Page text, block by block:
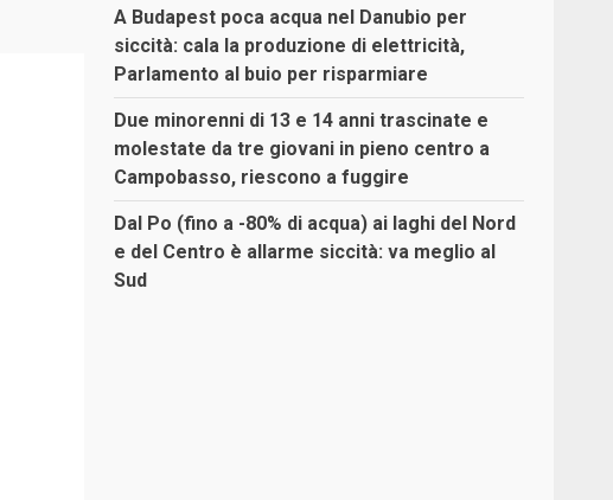
A Budapest poca acqua nel Danubio per
siccità: cala la produzione di elettricità,
Parlamento al buio per risparmiare
Due minorenni di 13 e 14 anni trascinate e
molestate da tre giovani in pieno centro a
Campobasso, riescono a fuggire
Dal Po (fino a -80% di acqua) ai laghi del Nord
e del Centro è allarme siccità: va meglio al
Sud